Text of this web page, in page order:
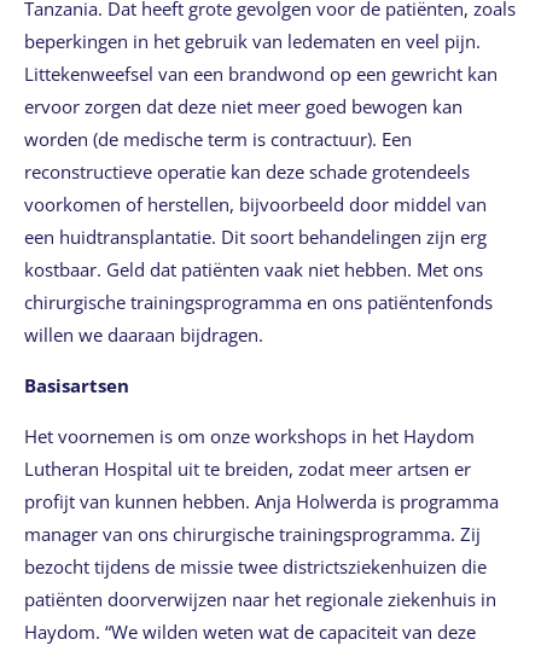
Tanzania. Dat heeft grote gevolgen voor de patiënten, zoals
beperkingen in het gebruik van ledematen en veel pijn.
Littekenweefsel van een brandwond op een gewricht kan
ervoor zorgen dat deze niet meer goed bewogen kan
worden (de medische term is contractuur). Een
reconstructieve operatie kan deze schade grotendeels
voorkomen of herstellen, bijvoorbeeld door middel van
een huidtransplantatie. Dit soort behandelingen zijn erg
kostbaar. Geld dat patiënten vaak niet hebben. Met ons
chirurgische trainingsprogramma en ons patiëntenfonds
willen we daaraan bijdragen.
Basisartsen
Het voornemen is om onze workshops in het Haydom
Lutheran Hospital uit te breiden, zodat meer artsen er
profijt van kunnen hebben. Anja Holwerda is programma
manager van ons chirurgische trainingsprogramma. Zij
bezocht tijdens de missie twee districtsziekenhuizen die
patiënten doorverwijzen naar het regionale ziekenhuis in
Haydom. “We wilden weten wat de capaciteit van deze